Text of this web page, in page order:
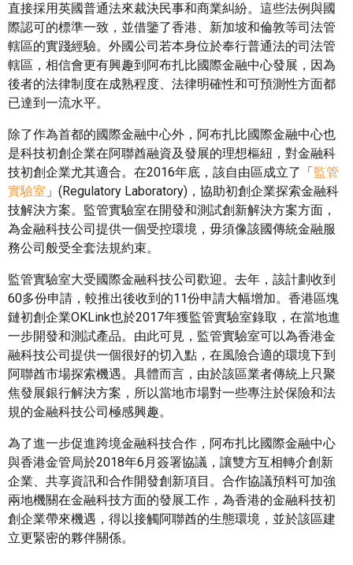
直接採用英國普通法來裁決民事和商業糾紛。這些法例與國
際認可的標準一致，並借鑒了香港、新加坡和倫敦等司法管
轄區的實踐經驗。外國公司若本身位於奉行普通法的司法管
轄區，相信會更有興趣到阿布扎比國際金融中心發展，因為
後者的法律制度在成熟程度、法律明確性和可預測性方面都
已達到一流水平。
除了作為首都的國際金融中心外，阿布扎比國際金融中心也
是科技初創企業在阿聯酋融資及發展的理想樞紐，對金融科
技初創企業尤其適合。在2016年底，該自由區成立了「 監管
實驗室 」(Regulatory Laboratory)，協助初創企業探索金融科
技解決方案。監管實驗室在開發和測試創新解決方案方面，
為金融科技公司提供一個受控環境，毋須像該國傳統金融服
務公司般受全套法規約束。
監管實驗室大受國際金融科技公司歡迎。去年，該計劃收到
60多份申請，較推出後收到的11份申請大幅增加。香港區塊
鏈初創企業OKLink也於2017年獲監管實驗室錄取，在當地進
一步開發和測試產品。由此可見，監管實驗室可以為香港金
融科技公司提供一個很好的切入點，在風險合適的環境下到
阿聯酋市場探索機遇。具體而言，由於該區業者傳統上只聚
焦發展銀行解決方案，所以當地市場對一些專注於保險和法
規的金融科技公司極感興趣。
為了進一步促進跨境金融科技合作，阿布扎比國際金融中心
與香港金管局於2018年6月簽署協議，讓雙方互相轉介創新
企業、共享資訊和合作開發創新項目。合作協議預料可加強
兩地機關在金融科技方面的發展工作，為香港的金融科技初
創企業帶來機遇，得以接觸阿聯酋的生態環境，並於該區建
立更緊密的夥伴關係。